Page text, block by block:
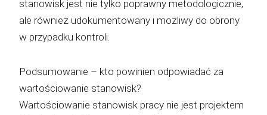
stanowisk jest nie tylko poprawny metodologicznie,
ale również udokumentowany i możliwy do obrony
w przypadku kontroli.
Podsumowanie – kto powinien odpowiadać za
wartościowanie stanowisk?
Wartościowanie stanowisk pracy nie jest projektem